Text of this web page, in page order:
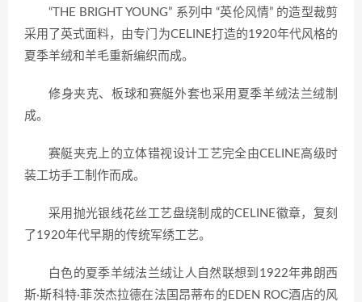
“THE BRIGHT YOUNG” 系列中 “英伦风情” 的造型裁剪
采用了英式面料，由专门为CELINE打造的1920年代风格的
夏季羊绒和羊毛重新编织而成。
修身夹克、板球和赛艇外套也采用夏季羊绒法兰绒制
成。
赛艇夹克上的立体错视设计工艺完全由CELINE高级时
装工坊手工制作而成。
采用抛光银线花丝工艺盘绕制成的CELINE徽章，复刻
了1920年代早期的传统军绣工艺。
白色的夏季羊绒法兰绒让人自然联想到1922年弗朗西
斯·斯科特·菲茨杰拉德在法国昂蒂布的EDEN ROC酒店的风